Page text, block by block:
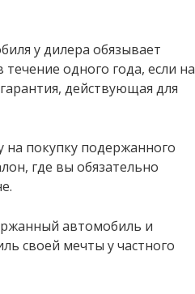
у дилера обязывает
одного года, если на
действующая для
на покупку подержанного
где вы обязательно
автомобиль и
своей мечты у частного